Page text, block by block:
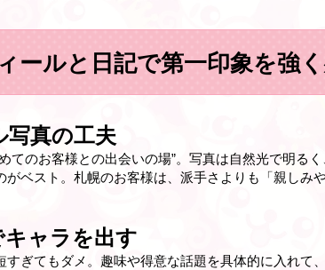
ールと日記で第一印象を強
写真の工夫
てのお客様との出会いの場”。写真は自然光で明る
がベスト。札幌のお客様は、派手さよりも「親し
キャラを出す
すぎてもダメ。趣味や得意な話題を具体的に入れ